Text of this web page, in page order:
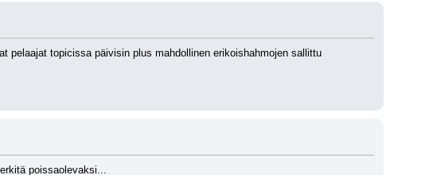
pelaajat topicissa päivisin plus mahdollinen erikoishahmojen sallittu
poissaolevaksi...